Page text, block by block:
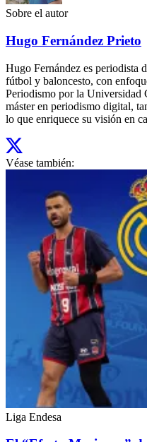
Sobre el autor
Hugo Fernández Prieto
Hugo Fernández es periodista
fútbol y baloncesto, con
Periodismo por la Universidad
máster en periodismo digital,
lo que enriquece su visión en
Véase también:
Liga Endesa